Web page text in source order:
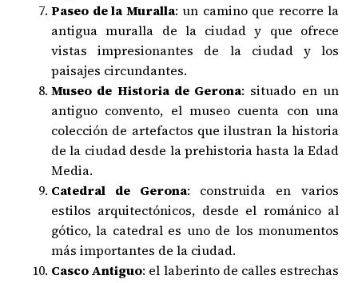
Paseo de la Muralla: un camino que recorre la
antigua muralla de la ciudad y que ofrece
vistas impresionantes de la ciudad y los
paisajes circundantes.
Museo de Historia de Gerona: situado en un
antiguo convento, el museo cuenta con una
colección de artefactos que ilustran la historia
de la ciudad desde la prehistoria hasta la Edad
Media.
Catedral de Gerona: construida en varios
estilos arquitectónicos, desde el románico al
gótico, la catedral es uno de los monumentos
más importantes de la ciudad.
Casco Antiguo: el laberinto de calles estrechas